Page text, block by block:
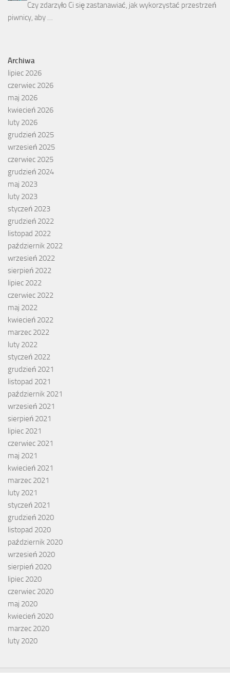
Czy zdarzyło Ci się zastanawiać, jak wykorzystać przestrzeń
piwnicy, aby …
Archiwa
lipiec 2026
czerwiec 2026
maj 2026
kwiecień 2026
luty 2026
grudzień 2025
wrzesień 2025
czerwiec 2025
grudzień 2024
maj 2023
luty 2023
styczeń 2023
grudzień 2022
listopad 2022
październik 2022
wrzesień 2022
sierpień 2022
lipiec 2022
czerwiec 2022
maj 2022
kwiecień 2022
marzec 2022
luty 2022
styczeń 2022
grudzień 2021
listopad 2021
październik 2021
wrzesień 2021
sierpień 2021
lipiec 2021
czerwiec 2021
maj 2021
kwiecień 2021
marzec 2021
luty 2021
styczeń 2021
grudzień 2020
listopad 2020
październik 2020
wrzesień 2020
sierpień 2020
lipiec 2020
czerwiec 2020
maj 2020
kwiecień 2020
marzec 2020
luty 2020